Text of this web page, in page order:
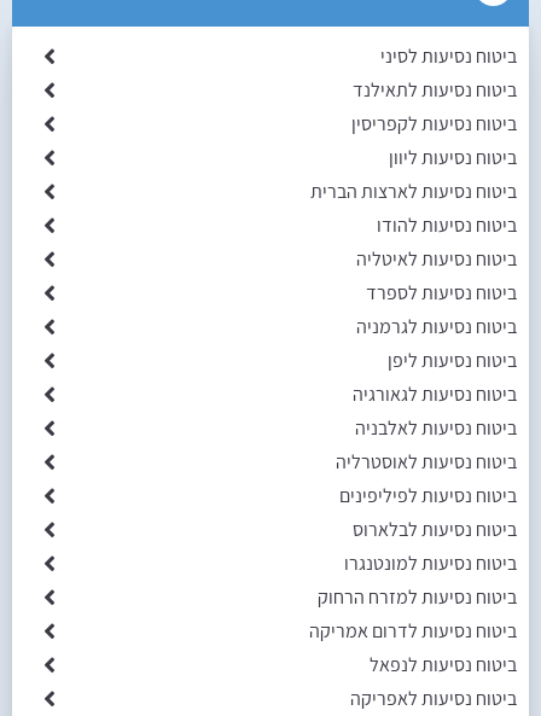
ביטוח נסיעות לסיני
ביטוח נסיעות לתאילנד
ביטוח נסיעות לקפריסין
ביטוח נסיעות ליוון
ביטוח נסיעות לארצות הברית
ביטוח נסיעות להודו
ביטוח נסיעות לאיטליה
ביטוח נסיעות לספרד
ביטוח נסיעות לגרמניה
ביטוח נסיעות ליפן
ביטוח נסיעות לגאורגיה
ביטוח נסיעות לאלבניה
ביטוח נסיעות לאוסטרליה
ביטוח נסיעות לפיליפינים
ביטוח נסיעות לבלארוס
ביטוח נסיעות למונטנגרו
ביטוח נסיעות למזרח הרחוק
ביטוח נסיעות לדרום אמריקה
ביטוח נסיעות לנפאל
ביטוח נסיעות לאפריקה